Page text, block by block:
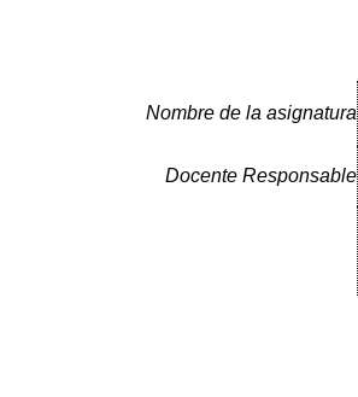
Nombre de la asignatura
Docente Responsable